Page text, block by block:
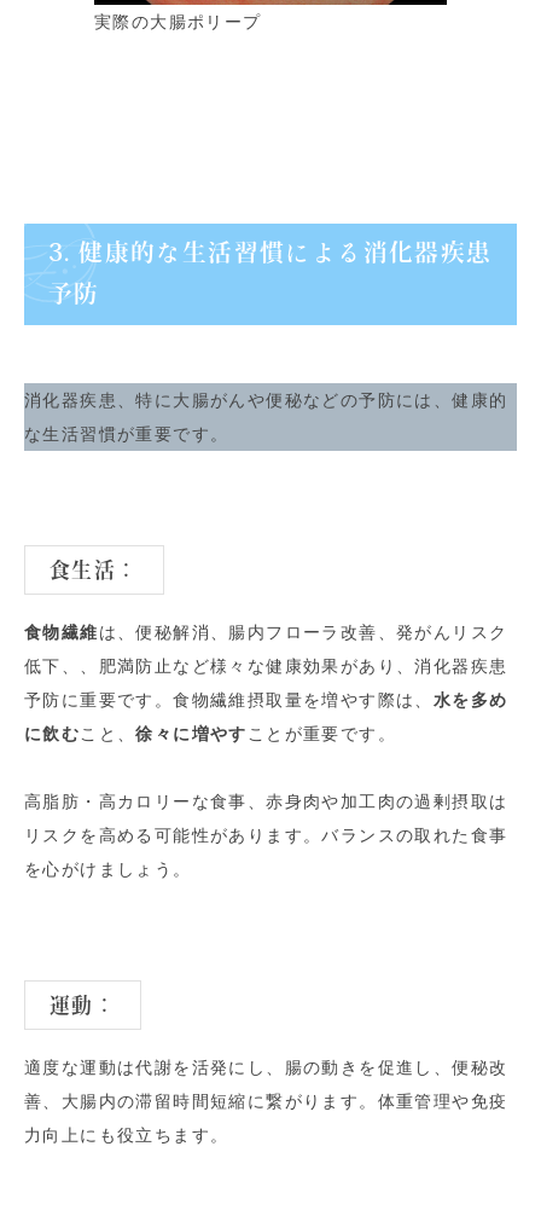
実際の大腸ポリープ
3. 健康的な生活習慣による消化器疾患
予防
消化器疾患、特に大腸がんや便秘などの予防には、健康的
な生活習慣が重要です。
食生活 ：
食物繊維は、便秘解消、腸内フローラ改善、発がんリスク
低下、、肥満防止など様々な健康効果があり、消化器疾患
予防に重要です。食物繊維摂取量を増やす際は、 水を多め
に飲むこと、徐々に増やす ことが重要です。
高脂肪・高カロリーな食事、赤身肉や加工肉の過剰摂取は
リスクを高める可能性があります。バランスの取れた食事
を心がけましょう。
運動 ：
適度な運動は代謝を活発にし、腸の動きを促進し、便秘改
善、大腸内の滞留時間短縮に繋がります。体重管理や免疫
力向上にも役立ちます。